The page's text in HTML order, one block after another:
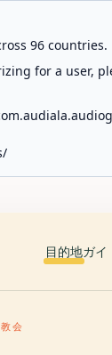
96
for a user,
目的地ガイ
会